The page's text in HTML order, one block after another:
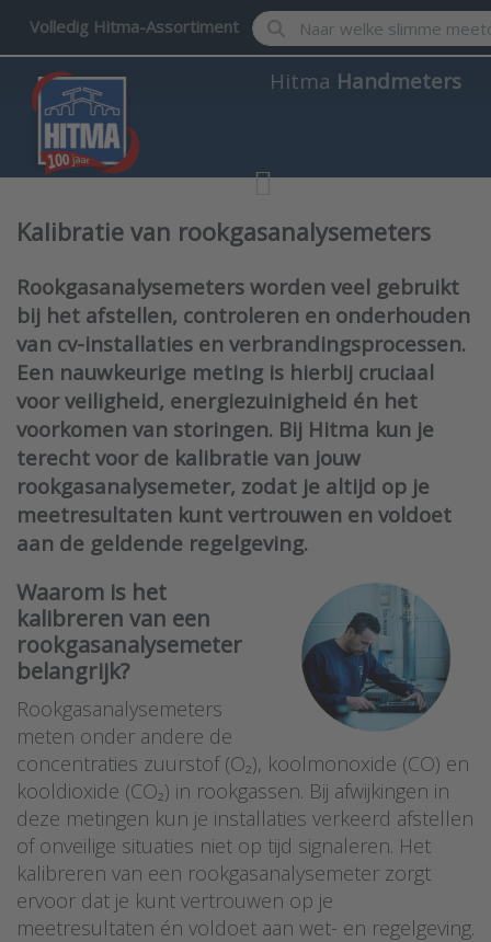
Volledig Hitma-Assortiment Enter a search term.
Hitma Handmeters
Kalibratie van rookgasanalysemeters
Rookgasanalysemeters worden veel gebruikt
bij het afstellen, controleren en onderhouden
van cv-installaties en verbrandingsprocessen.
Een nauwkeurige meting is hierbij cruciaal
voor veiligheid, energiezuinigheid én het
voorkomen van storingen. Bij Hitma kun je
terecht voor de kalibratie van jouw
rookgasanalysemeter, zodat je altijd op je
meetresultaten kunt vertrouwen en voldoet
aan de geldende regelgeving.
Waarom is het
kalibreren van een
rookgasanalysemeter
belangrijk?
Rookgasanalysemeters
meten onder andere de
concentraties zuurstof (O₂), koolmonoxide (CO) en
kooldioxide (CO₂) in rookgassen. Bij afwijkingen in
deze metingen kun je installaties verkeerd afstellen
of onveilige situaties niet op tijd signaleren. Het
kalibreren van een rookgasanalysemeter zorgt
ervoor dat je kunt vertrouwen op je
meetresultaten én voldoet aan wet- en regelgeving.